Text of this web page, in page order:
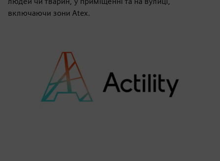
включаючи зони Atex.